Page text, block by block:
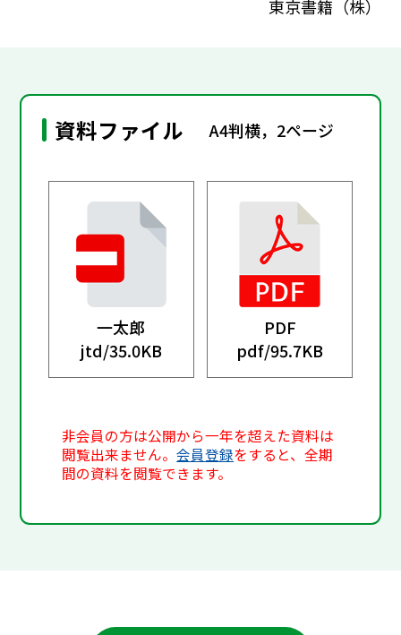
東京書籍（株）
資料ファイル A4判横，2ページ
一太郎
jtd/35.0KB
PDF
pdf/95.7KB
非会員の方は公開から一年を超えた資料は
閲覧出来ません。会員登録をすると、全期
間の資料を閲覧できます。